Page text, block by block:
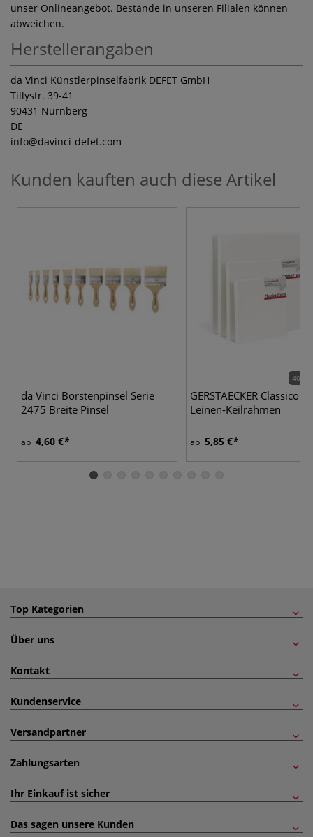
unser Onlineangebot. Bestände in unseren Filialen können
abweichen.
Herstellerangaben
da Vinci Künstlerpinselfabrik DEFET GmbH
Tillystr. 39-41
90431 Nürnberg
DE
info@davinci-defet.com
Kunden kauften auch diese Artikel
da Vinci Borstenpinsel Serie
2475 Breite Pinsel
ab 4,60 €
40
GERSTAECKER Classico 2
Leinen-Keilrahmen
ab 5,85 €
Top Kategorien
Über uns
Kontakt
Kundenservice
Versandpartner
Zahlungsarten
Ihr Einkauf ist sicher
Das sagen unsere Kunden